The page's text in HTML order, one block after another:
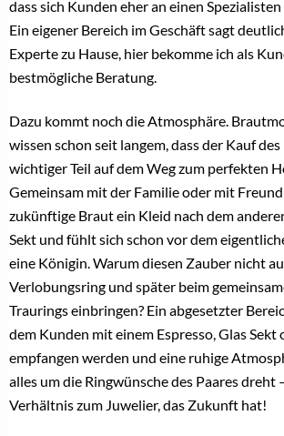
TANTALUM TRAURINGE
Francisco Marchant: „Der
stiefmütterlich behandelt”
25. Februar 2026